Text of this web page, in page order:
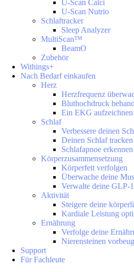
U-Scan Calci
U-Scan Nutrio
Schlaftracker
Sleep Analyzer
MultiScan™
BeamO
Zubehör
Withings+
Nach Bedarf einkaufen
Herz
Herzfrequenz
Bluthochdruck
Ein EKG aufzeichnen
Schlaf
Verbessere deinen
Deinen Schlaf tracken
Schlafapnoe erkennen
Körperzusammensetzung
Körperfett verfolgen
Überwache deine
Verwalte deine GLP-
Aktivität
Steigere deine
Kardiale Leistung
Ernährung
Verfolge deine
Nierensteinen
Support
Für Fachleute